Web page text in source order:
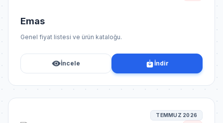
Emas
Genel fiyat listesi ve ürün kataloğu.
İncele İndir
TEMMUZ 2026